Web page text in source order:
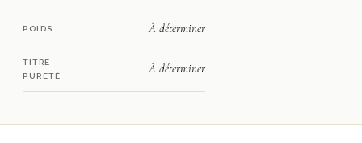
POIDS À déterminer
TITRE ·
PURETÉ
À déterminer